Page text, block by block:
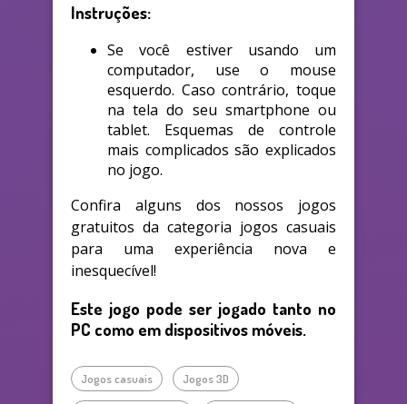
Instruções:
Se você estiver usando um
computador, use o mouse
esquerdo. Caso contrário, toque
na tela do seu smartphone ou
tablet. Esquemas de controle
mais complicados são explicados
no jogo.
Confira alguns dos nossos jogos
gratuitos da categoria jogos casuais
para uma experiência nova e
inesquecível!
Este jogo pode ser jogado tanto no
PC como em dispositivos móveis.
Jogos casuais Jogos 3D